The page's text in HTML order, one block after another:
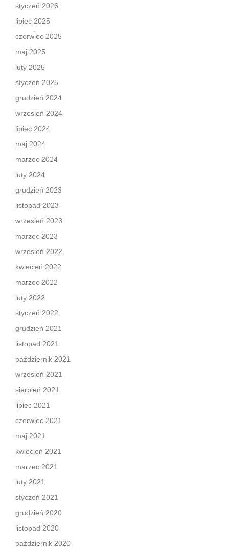
styczeń 2026
lipiec 2025
czerwiec 2025
maj 2025
luty 2025
styczeń 2025
grudzień 2024
wrzesień 2024
lipiec 2024
maj 2024
marzec 2024
luty 2024
grudzień 2023
listopad 2023
wrzesień 2023
marzec 2023
wrzesień 2022
kwiecień 2022
marzec 2022
luty 2022
styczeń 2022
grudzień 2021
listopad 2021
październik 2021
wrzesień 2021
sierpień 2021
lipiec 2021
czerwiec 2021
maj 2021
kwiecień 2021
marzec 2021
luty 2021
styczeń 2021
grudzień 2020
listopad 2020
październik 2020